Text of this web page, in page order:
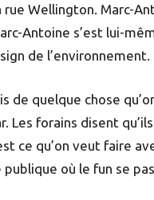
Wellington. Marc-
Antoine s’est lui-
de l’environnement.
de quelque chose
Les forains disent
ce qu’on veut faire
où le fun se